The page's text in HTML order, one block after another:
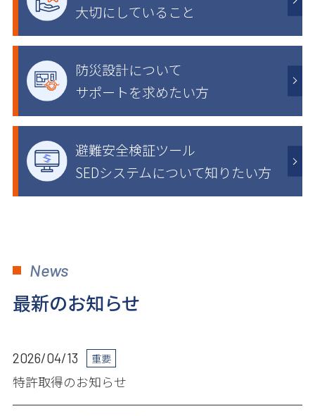
大切にしていること
防災設計について
サポートを求めたい方
避難安全検証ツール
SEDシステムについて知りたい方
News
最新のお知らせ
2026/04/13 重要
特許取得のお知らせ